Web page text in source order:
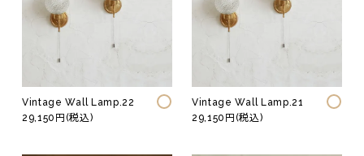
Vintage Wall Lamp.22
29,150円(税込)
Vintage Wall Lamp.21
29,150円(税込)